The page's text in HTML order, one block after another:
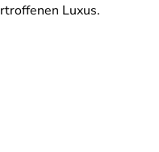
Luxus.